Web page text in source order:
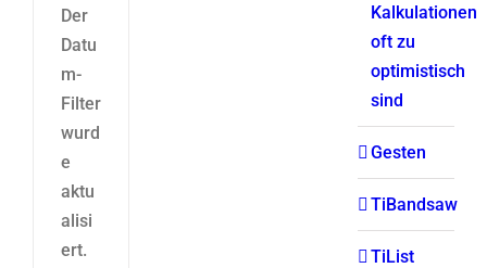
Der
Datu
m-
Filter
wurd
e
aktu
alisi
ert.
Kalkulationen
oft zu
optimistisch
sind
Gesten
TiBandsaw
TiList